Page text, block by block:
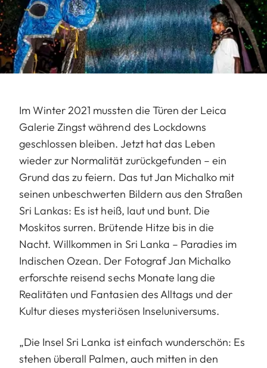
Im Winter 2021 mussten die Türen der Leica
Galerie Zingst während des Lockdowns
geschlossen bleiben. Jetzt hat das Leben
wieder zur Normalität zurückgefunden – ein
Grund das zu feiern. Das tut Jan Michalko mit
seinen unbeschwerten Bildern aus den Straßen
Sri Lankas: Es ist heiß, laut und bunt. Die
Moskitos surren. Brütende Hitze bis in die
Nacht. Willkommen in Sri Lanka – Paradies im
Indischen Ozean. Der Fotograf Jan Michalko
erforschte reisend sechs Monate lang die
Realitäten und Fantasien des Alltags und der
Kultur dieses mysteriösen Inseluniversums.
„Die Insel Sri Lanka ist einfach wunderschön: Es
stehen überall Palmen, auch mitten in den